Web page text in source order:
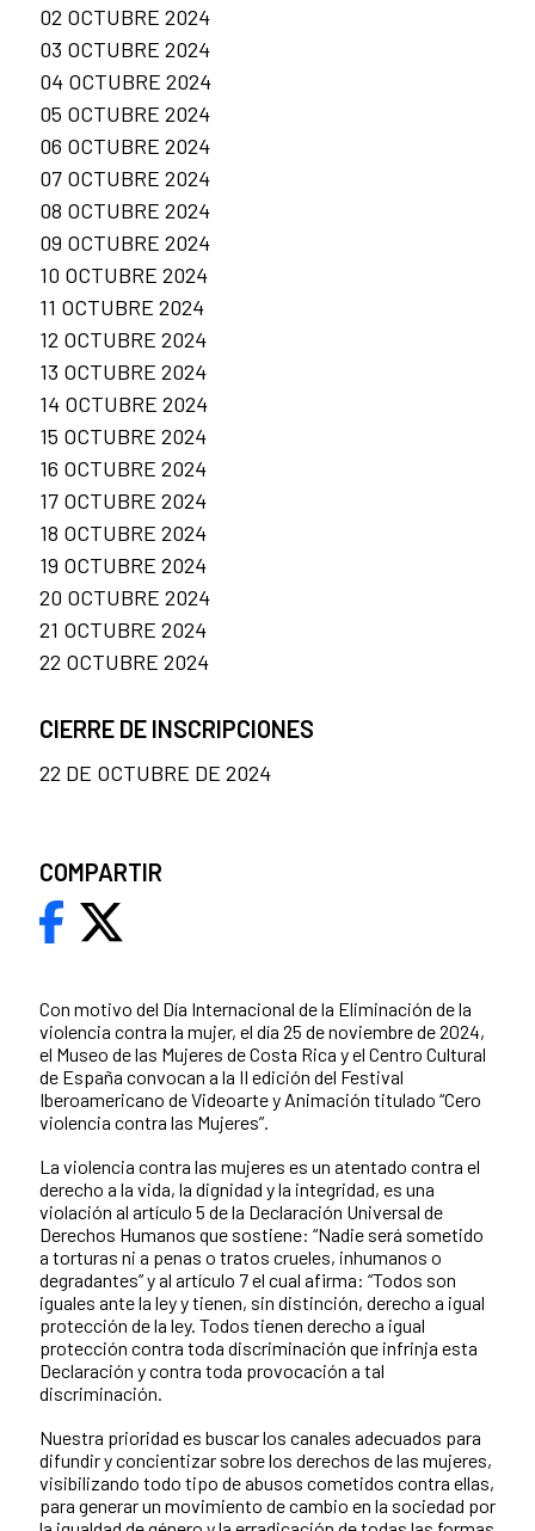
Con motivo del Día Internacional de la Eliminación de la
violencia contra la mujer, el día 25 de noviembre de 2024,
el Museo de las Mujeres de Costa Rica y el Centro Cultural
de España convocan a la II edición del Festival
Iberoamericano de Videoarte y Animación titulado “Cero
violencia contra las Mujeres”.
La violencia contra las mujeres es un atentado contra el
derecho a la vida, la dignidad y la integridad, es una
violación al artículo 5 de la Declaración Universal de
Derechos Humanos que sostiene: “Nadie será sometido
a torturas ni a penas o tratos crueles, inhumanos o
degradantes” y al artículo 7 el cual afirma: “Todos son
iguales ante la ley y tienen, sin distinción, derecho a igual
protección de la ley. Todos tienen derecho a igual
protección contra toda discriminación que infrinja esta
Declaración y contra toda provocación a tal
discriminación.
Nuestra prioridad es buscar los canales adecuados para
difundir y concientizar sobre los derechos de las mujeres,
visibilizando todo tipo de abusos cometidos contra ellas,
para generar un movimiento de cambio en la sociedad por
02 OCTUBRE 2024
03 OCTUBRE 2024
04 OCTUBRE 2024
05 OCTUBRE 2024
06 OCTUBRE 2024
07 OCTUBRE 2024
08 OCTUBRE 2024
09 OCTUBRE 2024
10 OCTUBRE 2024
11 OCTUBRE 2024
12 OCTUBRE 2024
13 OCTUBRE 2024
14 OCTUBRE 2024
15 OCTUBRE 2024
16 OCTUBRE 2024
17 OCTUBRE 2024
18 OCTUBRE 2024
19 OCTUBRE 2024
20 OCTUBRE 2024
21 OCTUBRE 2024
22 OCTUBRE 2024
CIERRE DE INSCRIPCIONES
22 DE OCTUBRE DE 2024
COMPARTIR